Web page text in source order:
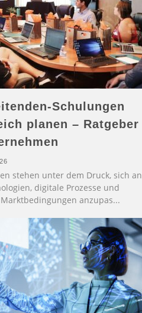
Schulungen
planen – Ratgeber
stehen unter dem Druck, sich an
digitale Prozesse und
anzupas...